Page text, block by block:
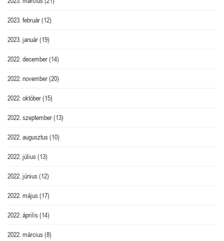
2023. február(12)
2023. január(19)
2022. december(14)
2022. november(20)
2022. október(15)
2022. szeptember(13)
2022. augusztus(10)
2022. július(13)
2022. június(12)
2022. május(17)
2022. április(14)
2022. március(8)